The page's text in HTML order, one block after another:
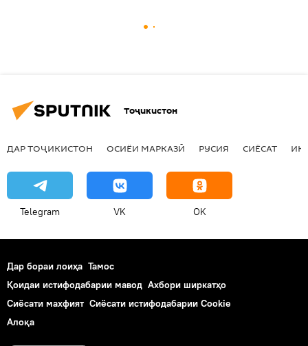
Тоҷикистон
ДАР ТОҶИКИСТОН ОСИЁИ МАРКАЗӢ РУСИЯ СИЁСАТ
Telegram VK OK
Дар бораи лоиҳа Тамос
Қоидаи истифодабарии мавод Ахбори ширкатҳо
Сиёсати махфият Сиёсати истифодабарии Cookie
Алоқа